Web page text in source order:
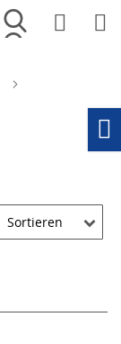
Merkliste